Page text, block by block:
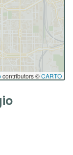
contributors ©CARTO